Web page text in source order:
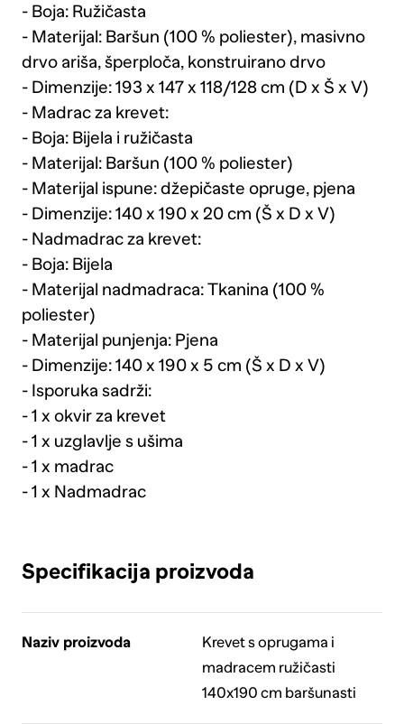
- Boja: Ružičasta
- Materijal: Baršun (100 % poliester), masivno
drvo ariša, šperploča, konstruirano drvo
- Dimenzije: 193 x 147 x 118/128 cm (D x Š x V)
- Madrac za krevet:
- Boja: Bijela i ružičasta
- Materijal: Baršun (100 % poliester)
- Materijal ispune: džepičaste opruge, pjena
- Dimenzije: 140 x 190 x 20 cm (Š x D x V)
- Nadmadrac za krevet:
- Boja: Bijela
- Materijal nadmadraca: Tkanina (100 %
poliester)
- Materijal punjenja: Pjena
- Dimenzije: 140 x 190 x 5 cm (Š x D x V)
- Isporuka sadrži:
- 1 x okvir za krevet
- 1 x uzglavlje s ušima
- 1 x madrac
- 1 x Nadmadrac
Specifikacija proizvoda
Naziv proizvoda
Krevet s oprugama i
madracem ružičasti
140x190 cm baršunasti